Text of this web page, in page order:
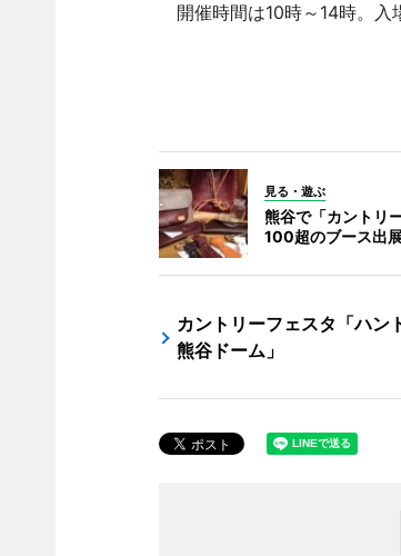
開催時間は10時～14時。入
見る・遊ぶ
熊谷で「カントリ
100超のブース出
カントリーフェスタ「ハン
熊谷ドーム」